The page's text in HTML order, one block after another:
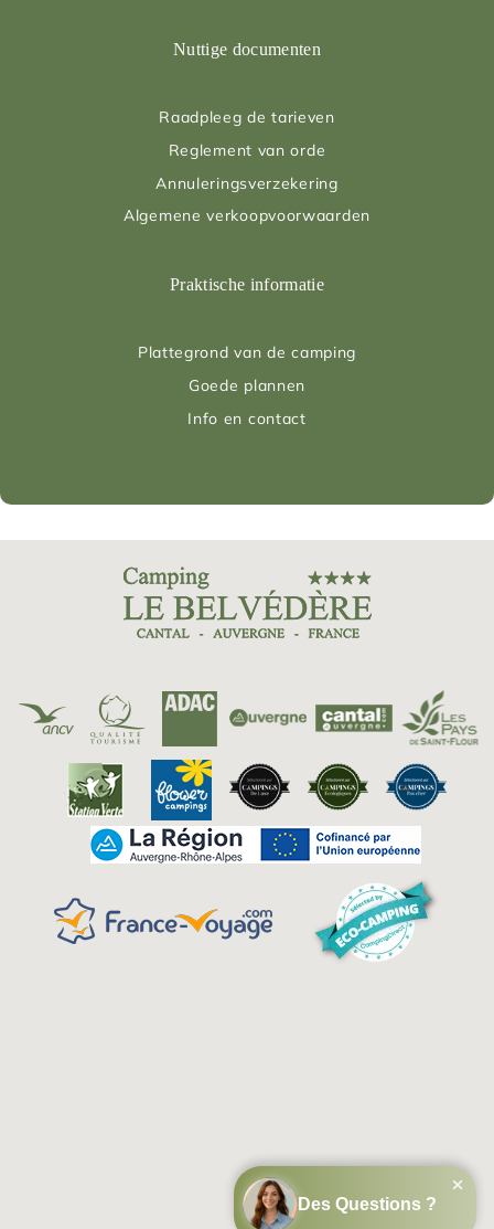
Nuttige documenten
Raadpleeg de tarieven
Reglement van orde
Annuleringsverzekering
Algemene verkoopvoorwaarden
Praktische informatie
Plattegrond van de camping
Goede plannen
Info en contact